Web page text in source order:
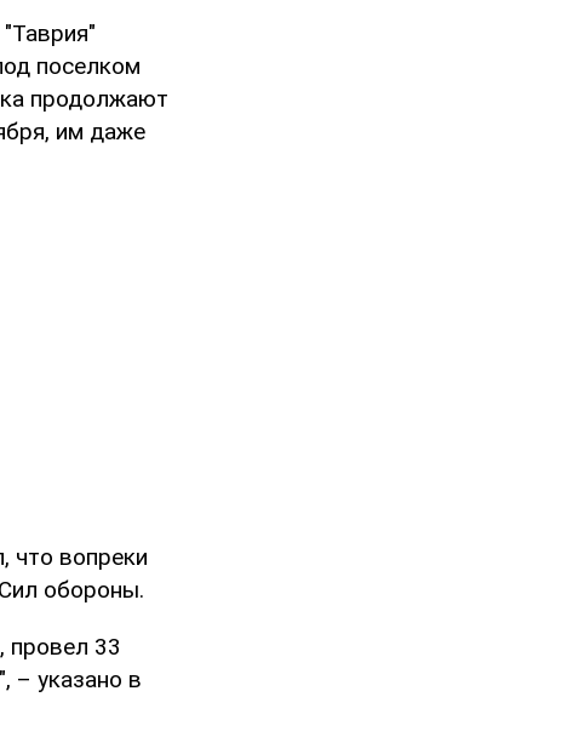
поселком
продолжают
им даже
что вопреки
обороны.
провел 33
– указано в